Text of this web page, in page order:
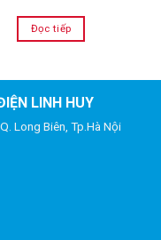
Đọc tiếp
LINH HUY
Long Biên, Tp.Hà Nội